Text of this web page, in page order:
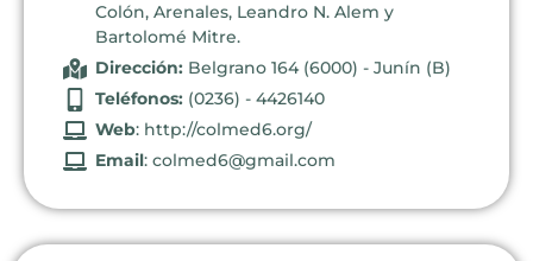
Colón, Arenales, Leandro N. Alem y
Bartolomé Mitre.
Dirección: Belgrano 164 (6000) - Junín (B)
Teléfonos: (0236) - 4426140
Web: http://colmed6.org/
Email: colmed6@gmail.com